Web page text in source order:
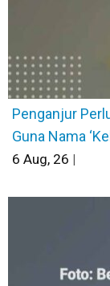
Penganjur
Guna Nama
6 Aug, 26 |